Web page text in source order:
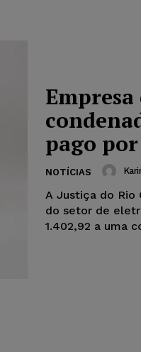
pago
NOTÍCIAS
A Justiça do Rio
do setor de
1.402,92 a uma